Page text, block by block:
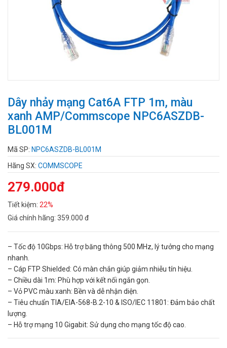
Dây nhảy mạng Cat6A FTP 1m, màu
xanh AMP/Commscope NPC6ASZDB-
BL001M
Mã SP: NPC6ASZDB-BL001M
Hãng SX: COMMSCOPE
279.000đ
Tiết kiệm: 22%
Giá chính hãng: 359.000 đ
– Tốc độ 10Gbps: Hỗ trợ băng thông 500 MHz, lý tưởng cho mạng
nhanh.
– Cáp FTP Shielded: Có màn chắn giúp giảm nhiễu tín hiệu.
– Chiều dài 1m: Phù hợp với kết nối ngắn gọn.
– Vỏ PVC màu xanh: Bền và dễ nhận diện.
– Tiêu chuẩn TIA/EIA-568-B.2-10 & ISO/IEC 11801: Đảm bảo chất
lượng.
– Hỗ trợ mạng 10 Gigabit: Sử dụng cho mạng tốc độ cao.